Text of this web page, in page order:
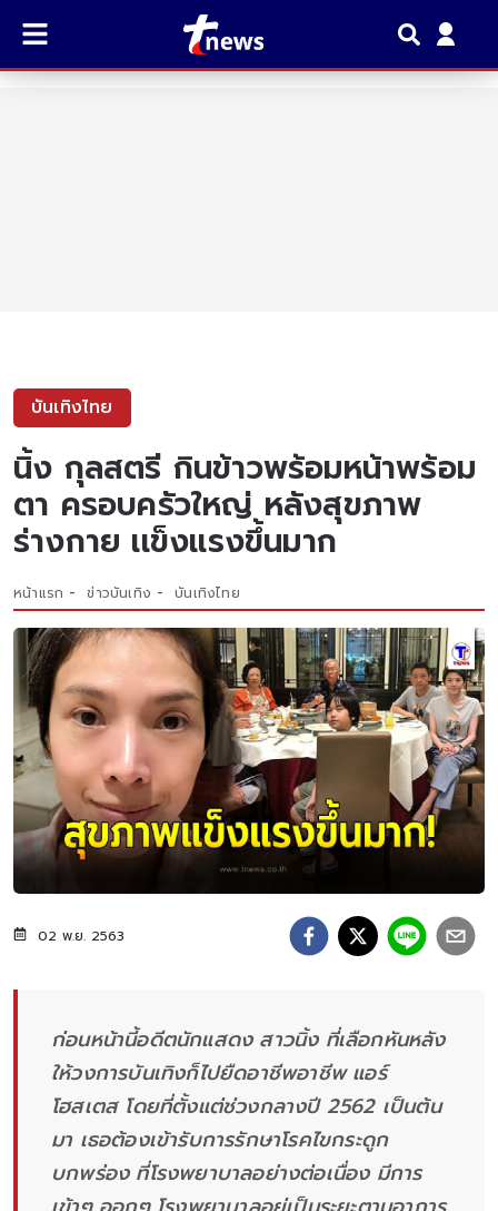
บันเทิงไทย
นิ้ง กุลสตรี กินข้าวพร้อมหน้าพร้อม
ตา ครอบครัวใหญ่ หลังสุขภาพ
ร่างกาย เเข็งเเรงขึ้นมาก
หน้าแรก ข่าวบันเทิง บันเทิงไทย
02 พ.ย. 2563
ก่อนหน้านี้อดีตนักแสดง สาวนิ้ง ที่เลือกหันหลัง
ให้วงการบันเทิงก็ไปยืดอาชีพอาชีพ แอร์
โฮสเตส โดยที่ตั้งแต่ช่วงกลางปี 2562 เป็นต้น
มา เธอต้องเข้ารับการรักษาโรคไขกระดูก
บกพร่อง ที่โรงพยาบาลอย่างต่อเนื่อง มีการ